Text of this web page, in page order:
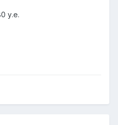
у.е.